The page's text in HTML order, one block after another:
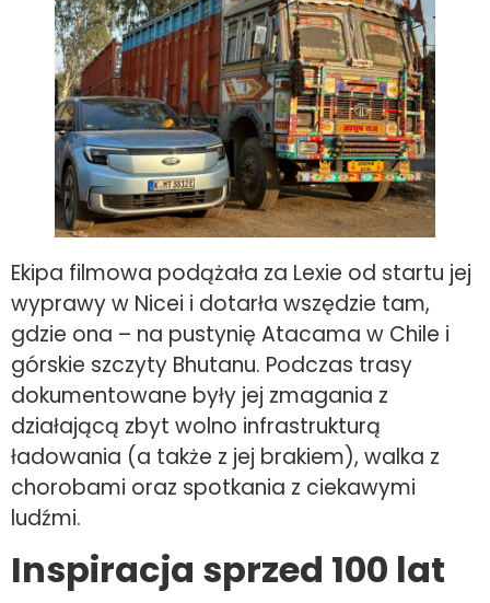
Ekipa filmowa podążała za Lexie od startu jej
wyprawy w Nicei i dotarła wszędzie tam,
gdzie ona – na pustynię Atacama w Chile i
górskie szczyty Bhutanu. Podczas trasy
dokumentowane były jej zmagania z
działającą zbyt wolno infrastrukturą
ładowania (a także z jej brakiem), walka z
chorobami oraz spotkania z ciekawymi
ludźmi.
Inspiracja sprzed 100 lat